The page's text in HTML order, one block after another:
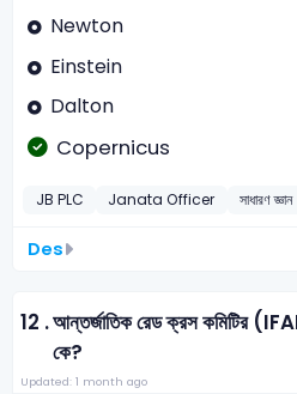
Newton
Einstein
Dalton
Copernicus
JB PLC Janata Officer সাধারণ জ্ঞান
Des
12 .আন্তর্জাতিক রেড ক্রস কমিটির
কে?
Updated: 1 month ago